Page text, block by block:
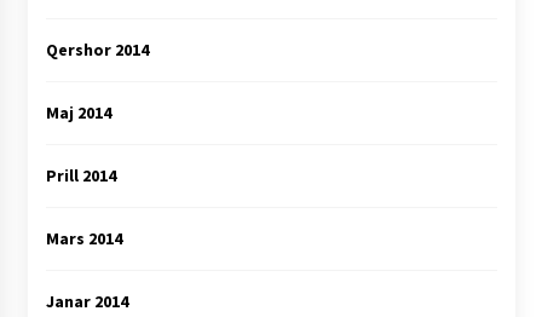
Qershor 2014
Maj 2014
Prill 2014
Mars 2014
Janar 2014